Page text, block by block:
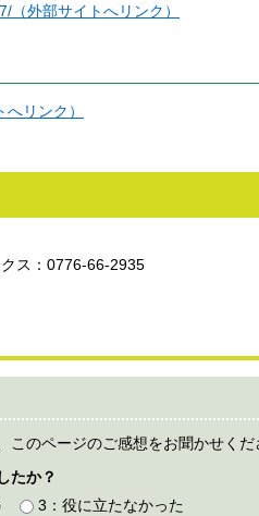
外部サイトへリンク）
リンク）
ス：0776-66-2935
このページのご感想をお聞かせくだ
たか？
3：役に立たなかった